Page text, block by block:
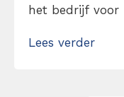
het bedrijf voor
eigenlijk, maar
Lees verder